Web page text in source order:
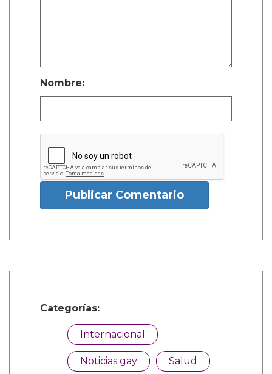
Nombre:
Publicar Comentario
Categorías:
Internacional
Noticias gay Salud